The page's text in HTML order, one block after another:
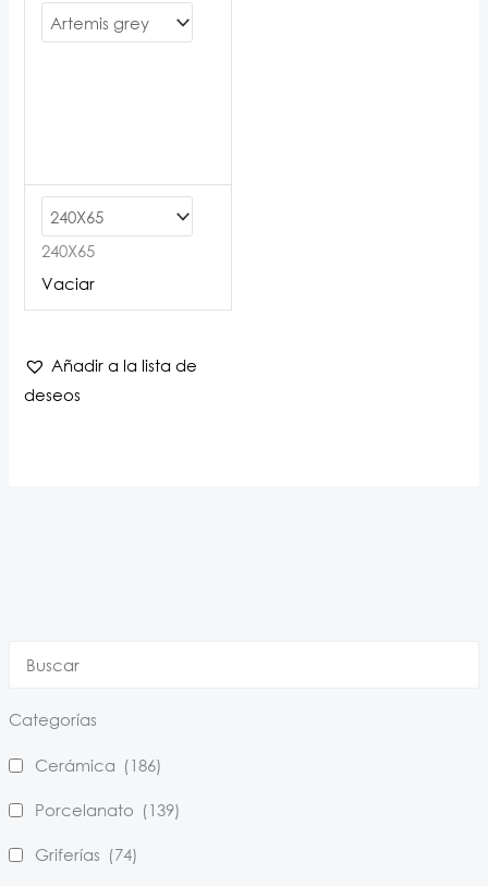
Categorías
Cerámica (186)
Porcelanato (139)
Griferías (74)
240X65
Vaciar
Añadir a la lista de
deseos